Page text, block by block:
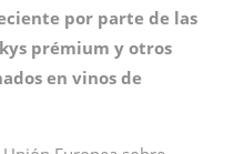
por parte de las
prémium y otros
en vinos de